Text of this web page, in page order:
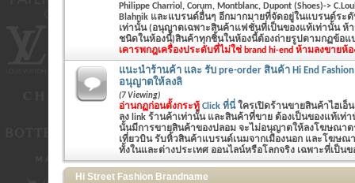
Philippe Charriol, Corum, Montblanc, Dupont (Shoes)->
Blahnik และแบรนด์อื่นๆ อีกมากมายที่จัดอยู่ในแบรนด์ระ
เท่านั้น (อนุญาตเฉพาะสินค้าแฟชั่นที่เป็นของแท้เท่านั้น ห้า
ชนิดในห้องนี้)สินค้าทุกชิ้นในห้องนี้ต้องถ่ายรูปตามกฏข้อแ
เคารพกฎเครื่องประดับที่ไม่ใช่ brand hi-end ห้ามลงขายห้อ
แนะนำร้านค้า และ รับ pre-order สินค้า Hi End
อนุญาตให้ลงลิ
(7 Viewing)
อ่านกฏก่อนตั้งกระทู้ Click ที่นี่ ใครเปิดร้านขายสินค้าไฮเ
ลง link ร้านค้าเท่านั้น และสินค้าที่ขาย ต้องเป็นของแท้เท่
นั้นมีการขายสินค้าของปลอม จะไม่อนุญาตให้ลงโฆษณาต
เที่ยวบิน รับหิ้วสินค้าแบรนด์เนมจากเมืองนอก และโฆษ
ทั้งในและต่างประเทศ ออนไลน์หรือโลกจริง เฉพาะที่เป็น
Hi Street Fashion Brandname